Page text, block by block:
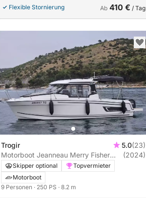
Flexible Stornierung Ab 410 € / Tag
Trogir 5.0(23)
Motorboot Jeanneau Merry Fisher
795 250PS
(2024)
Skipper optional
Topvermieter
Motorboot
9 Personen · 250 PS · 8.2 m